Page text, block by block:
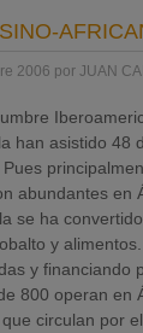
2006 por JUAN
han asistido
abundantes en
se ha
y
y financiando
800 operan en
circulan por